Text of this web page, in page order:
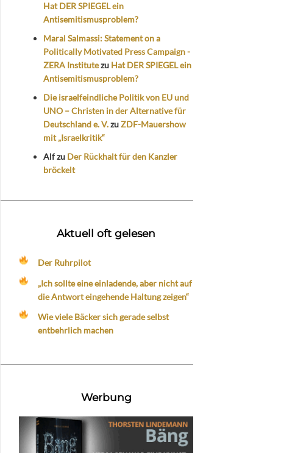
Hat DER SPIEGEL ein
Antisemitismusproblem?
Maral Salmassi: Statement on a
Politically Motivated Press Campaign -
ZERA Institutezu Hat DER SPIEGEL ein
Antisemitismusproblem?
Die israelfeindliche Politik von EU und
UNO – Christen in der Alternative für
Deutschland e. V.zuZDF-Mauershow
mit „Israelkritik“
Alfzu Der Rückhalt für den Kanzler
bröckelt
Aktuell oft gelesen
Der Ruhrpilot
„Ich sollte eine einladende, aber nicht auf
die Antwort eingehende Haltung zeigen“
Wie viele Bäcker sich gerade selbst
entbehrlich machen
Werbung